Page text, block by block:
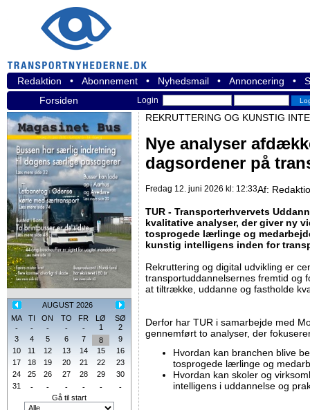
Redaktion • Abonnement • Nyhedsmail • Annoncering •
Forsiden
Login
AUGUST 2026
MA
TI ON TO FR LØ
SØ
-
- - - - 1
2
3
4 5 6 7 8
9
10
11 12 13 14 15
16
17
18 19 20 21 22
23
24
25 26 27 28 29
30
31
- - - - -
-
Gå til start
REKRUTTERING OG KUNSTIG
Nye analyser
dagsordener på
Fredag 12. juni 2026 kl: 12:33Af:
TUR - Transporterhvervets
kvalitative analyser, der giver ny
tosprogede lærlinge og
kunstig intelligens inden for
Rekruttering og digital udvikling er
transportuddannelsernes fremtid og
at tiltrække, uddanne og fastholde
Derfor har TUR i samarbejde med
gennemført to analyser, der
Hvordan kan branchen blive
tosprogede lærlinge og
Hvordan kan skoler og
intelligens i uddannelse og